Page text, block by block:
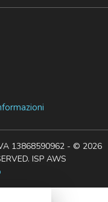
13868590962 - © 2026
ISP AWS